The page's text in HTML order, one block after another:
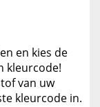
en kies de
kleurcode!
van uw
kleurcode in.